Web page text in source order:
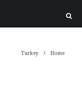
Home
Turkey